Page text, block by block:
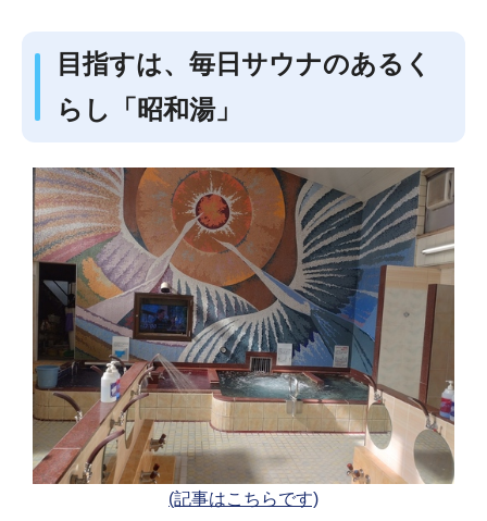
目指すは、毎日サウナのあるく
らし「昭和湯」
(記事はこちらです)